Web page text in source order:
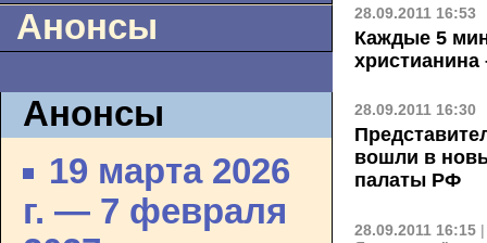
Анонсы
Анонсы
19 марта 2026
г. — 7 февраля
28.09.2011 16:53
Каждые 5
христианина
28.09.2011 16:30
вошли в
палаты РФ
28.09.2011 16:15